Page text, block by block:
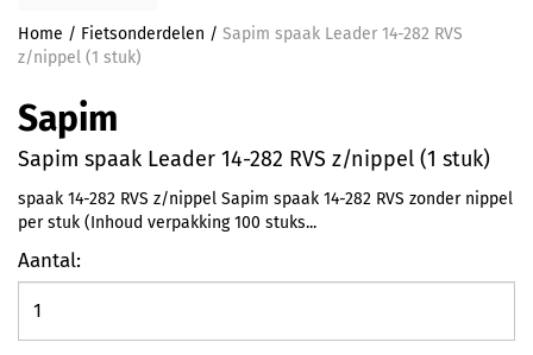
Home / Fietsonderdelen / Sapim spaak Leader 14-282 RVS
z/nippel (1 stuk)
Sapim
Sapim spaak Leader 14-282 RVS z/nippel (1 stuk)
spaak 14-282 RVS z/nippel Sapim spaak 14-282 RVS zonder nippel
per stuk (Inhoud verpakking 100 stuks...
Aantal: